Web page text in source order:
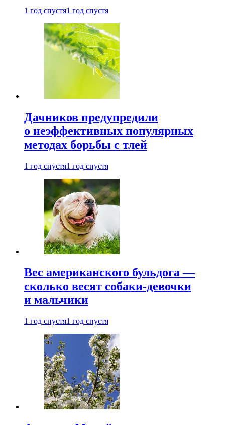
1 год спустя1 год спустя
Дачников предупредили
о неэффективных популярных
методах борьбы с тлей
1 год спустя1 год спустя
Вес американского бульдога —
сколько весят собаки-девочки
и мальчики
1 год спустя1 год спустя